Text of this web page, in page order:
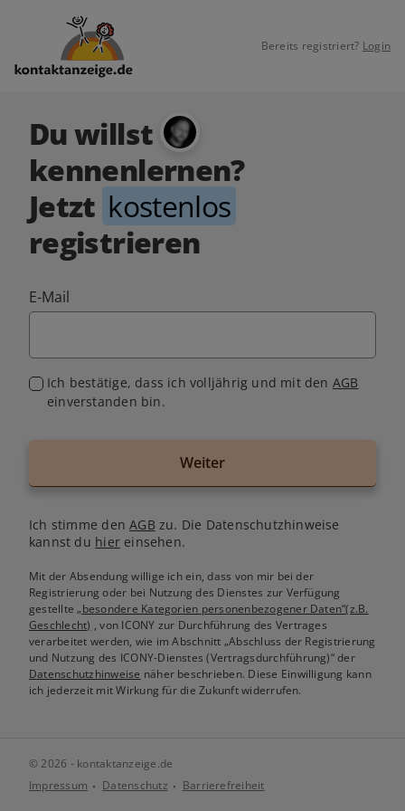
Bereits registriert? Login
Du willst
kennenlernen?
Jetzt kostenlos
registrieren
E-Mail
Ich bestätige, dass ich volljährig und mit den AGB
einverstanden bin.
Weiter
Ich stimme denAGB zu. Die Datenschutzhinweise
kannst du hiereinsehen.
Mit der Absendung willige ich ein, dass von mir bei der
Registrierung oder bei Nutzung des Dienstes zur Verfügung
gestellte„besondere Kategorien personenbezogener Daten“(z.B.
Geschlecht) , von ICONY zur Durchführung des Vertrages
verarbeitet werden, wie im Abschnitt „Abschluss der Registrierung
und Nutzung des ICONY-Dienstes (Vertragsdurchführung)“ der
Datenschutzhinweise näher beschrieben. Diese Einwilligung kann
ich jederzeit mit Wirkung für die Zukunft widerrufen.
© 2026 - kontaktanzeige.de
Impressum
Datenschutz Barrierefreiheit